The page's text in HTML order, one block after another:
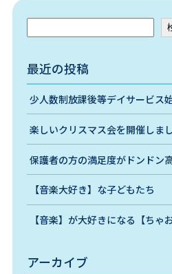
最近の投稿
少人数制放課後等デイサービス
楽しいクリスマス会を開催しま
保護者の方の満足度がドンドン
【音楽大好き】な子どもたち
【音楽】が大好きになる【ちゃ
アーカイブ